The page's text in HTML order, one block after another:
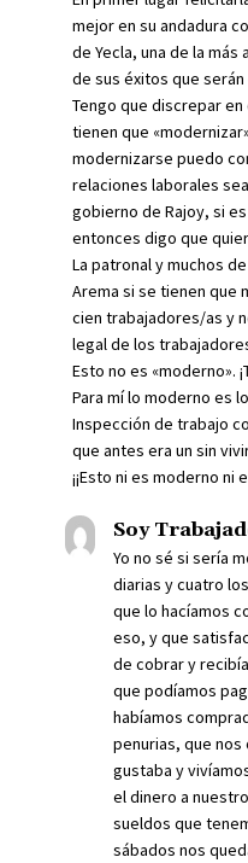
mejor en su andadura
de Yecla, una de la más
de sus éxitos que
Tengo que discrepar
tienen que
modernizarse puedo
relaciones laborales
gobierno de Rajoy, si
entonces digo que
La patronal y muchos
Arema si se tienen que
cien trabajadores/as y
legal de los
Esto no es «moderno».
Para mí lo moderno es
Inspección de trabajo
que antes era un sin
¡¡Esto ni es moderno ni
Soy
Yo no sé si sería
diarias y cuatro
que lo hacíamos
eso, y que
de cobrar y
que podíamos
habíamos
penurias, que
gustaba y
el dinero a
sueldos que
sábados nos